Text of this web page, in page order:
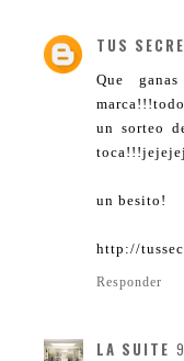
TUS
Que
un sorteo
un besito!
http://
Responder
LA SUITE